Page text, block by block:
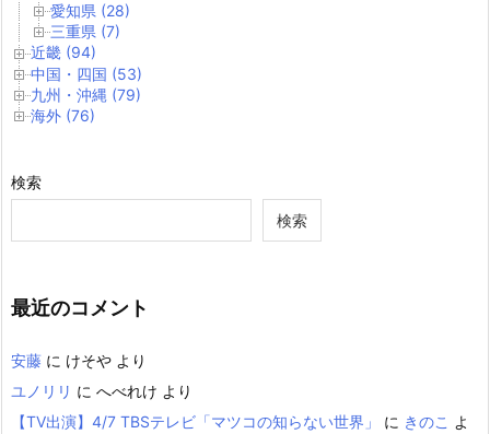
愛知県 (28)
三重県 (7)
近畿 (94)
中国・四国 (53)
九州・沖縄 (79)
海外 (76)
検索
検索
最近のコメント
安藤 に けそや より
ユノリリ に へべれけ より
【TV出演】4/7 TBSテレビ「マツコの知らない世界」
に きのこ よ